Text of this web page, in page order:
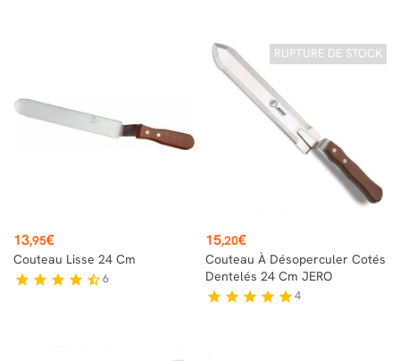
Prix
13,95€
Couteau Lisse 24 Cm
star star star star star_half6
RUPTURE DE STOCK
Prix
15,20€
Couteau À Désoperculer Cotés
Dentelés 24 Cm JERO
star star star star star4